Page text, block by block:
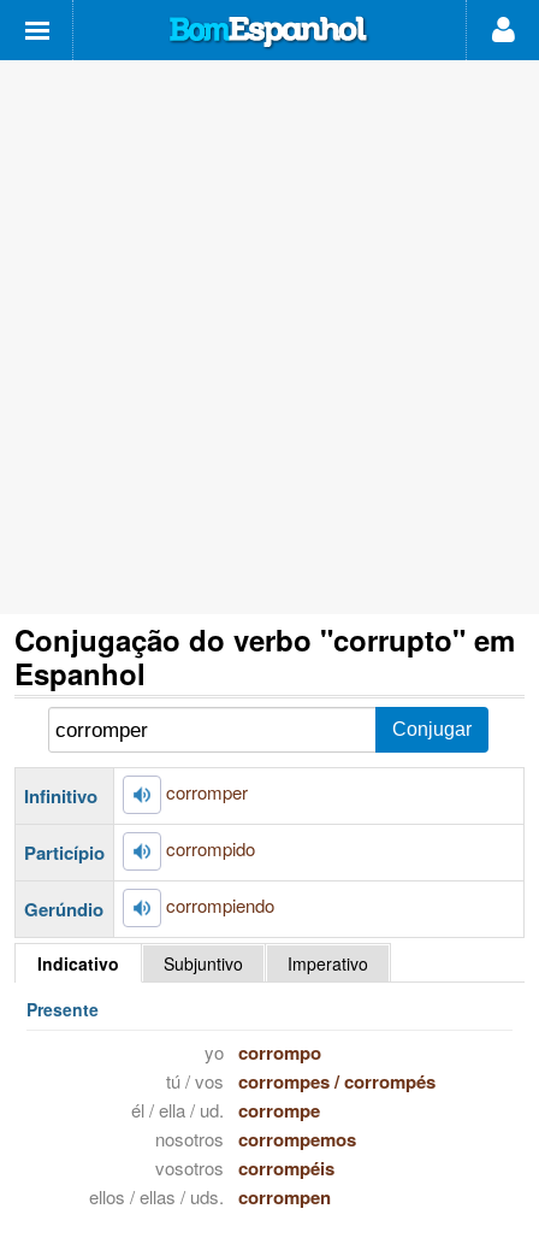
Conjugação do verbo "corrupto" em
Espanhol
Infinitivo corromper
Particípio corrompido
Gerúndio corrompiendo
Indicativo Subjuntivo
Imperativo
Presente
yo corrompo
tú / vos corrompes/corrompés
él / ella / ud. corrompe
nosotros corrompemos
vosotros corrompéis
ellos / ellas / uds. corrompen